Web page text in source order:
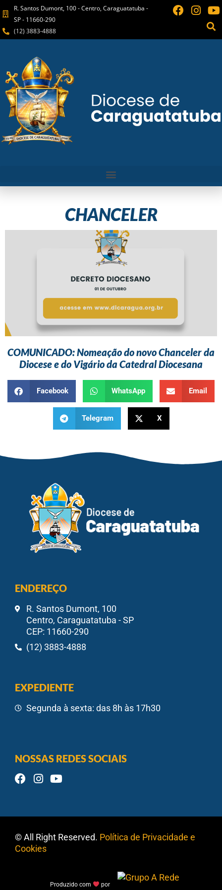
R. Santos Dumont, 100 - Centro, Caraguatatuba -
SP - 11660-290
(12) 3883-4888
CHANCELER
COMUNICADO: Nomeação do novo Chanceler da
Diocese e do Vigário da Catedral Diocesana
Facebook WhatsApp Email
Telegram X
ENDEREÇO
R. Santos Dumont, 100
Centro, Caraguatatuba - SP
CEP: 11660-290
(12) 3883-4888
EXPEDIENTE
Segunda à sexta: das 8h às 17h30
NOSSAS REDES SOCIAIS
© All Right Reserved. Política de Privacidade e
Cookies
Produzido com por